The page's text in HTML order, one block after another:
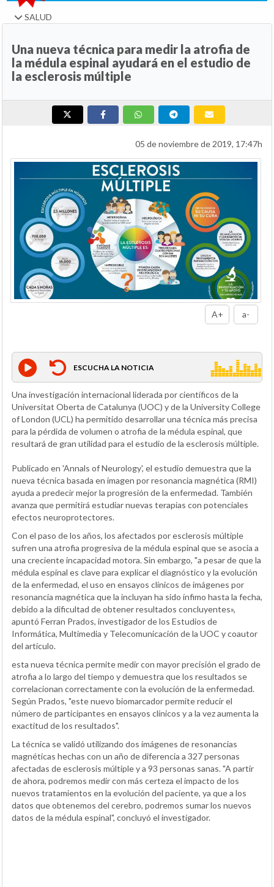
SALUD
Una nueva técnica para medir la atrofia de
la médula espinal ayudará en el estudio de
la esclerosis múltiple
05 de noviembre de 2019, 17:47h
A+ a-
ESCUCHA LA NOTICIA
Una investigación internacional liderada por científicos de la
Universitat Oberta de Catalunya (UOC) y de la University College
of London (UCL) ha permitido desarrollar una técnica más precisa
para la pérdida de volumen o atrofia de la médula espinal, que
resultará de gran utilidad para el estudio de la esclerosis múltiple.
Publicado en 'Annals of Neurology', el estudio demuestra que la
nueva técnica basada en imagen por resonancia magnética (RMI)
ayuda a predecir mejor la progresión de la enfermedad. También
avanza que permitirá estudiar nuevas terapias con potenciales
efectos neuroprotectores.
Con el paso de los años, los afectados por esclerosis múltiple
sufren una atrofia progresiva de la médula espinal que se asocia a
una creciente incapacidad motora. Sin embargo, "a pesar de que la
médula espinal es clave para explicar el diagnóstico y la evolución
de la enfermedad, el uso en ensayos clínicos de imágenes por
resonancia magnética que la incluyan ha sido ínfimo hasta la fecha,
debido a la dificultad de obtener resultados concluyentes»,
apuntó Ferran Prados, investigador de los Estudios de
Informática, Multimedia y Telecomunicación de la UOC y coautor
del artículo.
esta nueva técnica permite medir con mayor precisión el grado de
atrofia a lo largo del tiempo y demuestra que los resultados se
correlacionan correctamente con la evolución de la enfermedad.
Según Prados, "este nuevo biomarcador permite reducir el
número de participantes en ensayos clínicos y a la vez aumenta la
exactitud de los resultados".
La técnica se validó utilizando dos imágenes de resonancias
magnéticas hechas con un año de diferencia a 327 personas
afectadas de esclerosis múltiple y a 93 personas sanas. "A partir
de ahora, podremos medir con más certeza el impacto de los
nuevos tratamientos en la evolución del paciente, ya que a los
datos que obtenemos del cerebro, podremos sumar los nuevos
datos de la médula espinal", concluyó el investigador.